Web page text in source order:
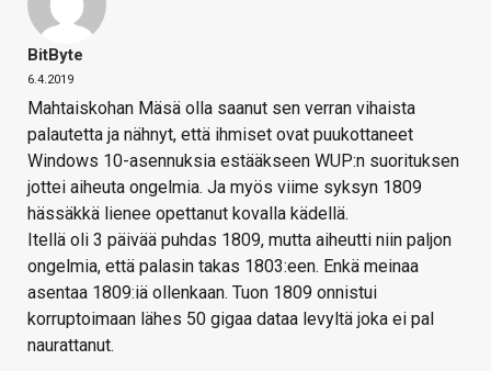
BitByte
6.4.2019
Mahtaiskohan Mäsä olla saanut sen verran vihaista
palautetta ja nähnyt, että ihmiset ovat puukottaneet
Windows 10-asennuksia estääkseen WUP:n suorituksen
jottei aiheuta ongelmia. Ja myös viime syksyn 1809
hässäkkä lienee opettanut kovalla kädellä.
Itellä oli 3 päivää puhdas 1809, mutta aiheutti niin paljon
ongelmia, että palasin takas 1803:een. Enkä meinaa
asentaa 1809:iä ollenkaan. Tuon 1809 onnistui
korruptoimaan lähes 50 gigaa dataa levyltä joka ei pal
naurattanut.